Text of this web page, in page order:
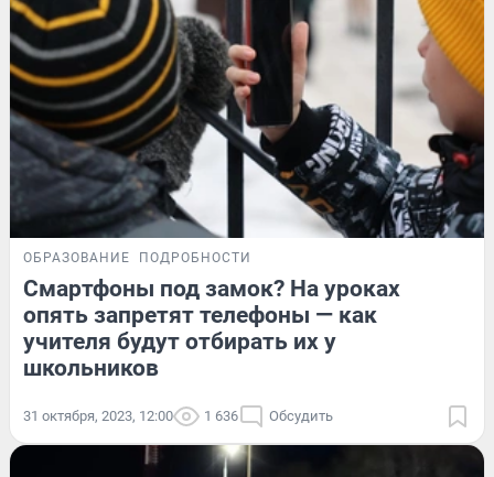
ОБРАЗОВАНИЕ ПОДРОБНОСТИ
Смартфоны под замок? На уроках
опять запретят телефоны — как
учителя будут отбирать их у
школьников
31 октября, 2023, 12:00 1 636 Обсудить